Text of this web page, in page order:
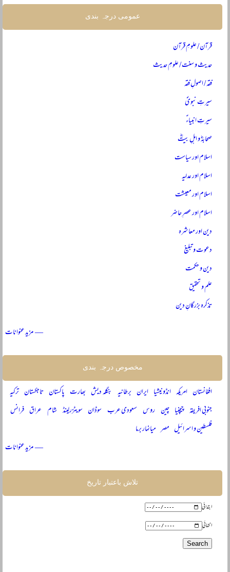
عمومی درجہ بندی
قرآن / علومِ قرآن
حدیث و سنت / علومِ حدیث
فقہ / اصولِ فقہ
سیرتِ نبویؐ
سیرتِ انبیاءؑ
صحابہؓ و اہلِ بیتؓ
اسلام اور سیاست
اسلام اور عدلیہ
اسلام اور معیشت
اسلام اور عصرِ حاضر
دین اور معاشرہ
دعوت و تبلیغ
دین و حکمت
علم و تحقیق
تذکرہ بزرگانِ دین
— مزید عنوانات
مخصوص درجہ بندی
افغانستان امریکہ انڈونیشیا ایران برطانیہ بنگلہ دیش بھارت پاکستان تاجکستان ترکیہ
جنوبی افریقہ چیچنیا چین روس سعودی عرب سوڈان سویٹزرلینڈ شام عراق فرانس
فلسطین و اسرائیل مصر میانمار برما
— مزید عنوانات
تلاش باعتبار تاریخ
ابتدائی
انتہائی